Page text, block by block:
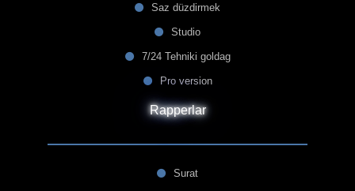
Saz düzdirmek
Studio
7/24 Tehniki goldag
Pro version
Rapperlar
Surat